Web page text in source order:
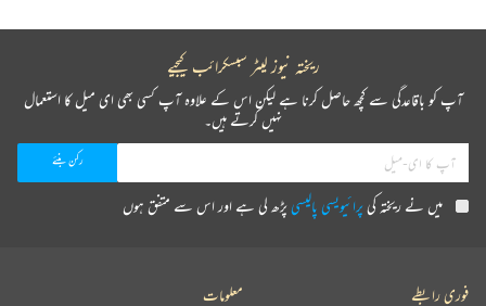
ریختہ نیوز لیٹر سبسکرائب کیجیے
آپ کو باقاعدگی سے کچھ حاصل کرنا ہے لیکن اس کے علاوہ آپ کسی بھی ای میل کا استعمال
نہیں کرتے ہیں۔
میں نے ریختہ کیپرائیویسی پالیسیپڑھ لی ہے اور اس سے متفق ہوں
فوری رابطے معلومات